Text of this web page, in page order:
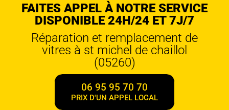
FAITES APPEL À NOTRE SERVICE
DISPONIBLE 24H/24 ET 7J/7
Réparation et remplacement de
vitres à st michel de chaillol
(05260)
06 95 95 70 70
PRIX D'UN APPEL LOCAL